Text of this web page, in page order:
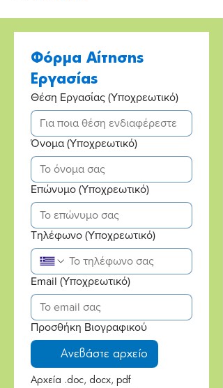
Φόρμα Αίτησης
Εργασίας
Θέση Εργασίας (Υποχρεωτικό)
Όνομα (Υποχρεωτικό)
Επώνυμο (Υποχρεωτικό)
Τηλέφωνο (Υποχρεωτικό)
Email (Υποχρεωτικό)
Προσθήκη Βιογραφικού
Ανεβάστε αρχείο
Αρχεία .doc, docx, pdf